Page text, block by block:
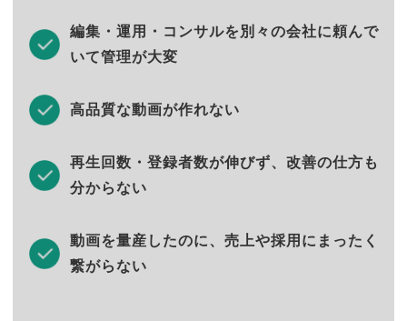
編集・運用・コンサルを別々の会社に頼んで
いて管理が大変
高品質な動画が作れない
再生回数・登録者数が伸びず、改善の仕方も
分からない
動画を量産したのに、売上や採用にまったく
繋がらない